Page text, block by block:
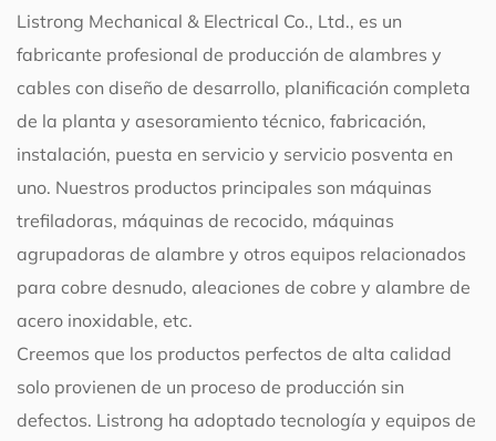
Listrong Mechanical & Electrical Co., Ltd., es un
fabricante profesional de producción de alambres y
cables con diseño de desarrollo, planificación completa
de la planta y asesoramiento técnico, fabricación,
instalación, puesta en servicio y servicio posventa en
uno. Nuestros productos principales son máquinas
trefiladoras, máquinas de recocido, máquinas
agrupadoras de alambre y otros equipos relacionados
para cobre desnudo, aleaciones de cobre y alambre de
acero inoxidable, etc.
Creemos que los productos perfectos de alta calidad
solo provienen de un proceso de producción sin
defectos. Listrong ha adoptado tecnología y equipos de